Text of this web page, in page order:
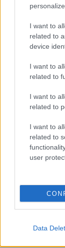
I want to
related to
device
I want to
related to
I want to
related to
I want to
related to
user
Data
HÍREK 4 órája